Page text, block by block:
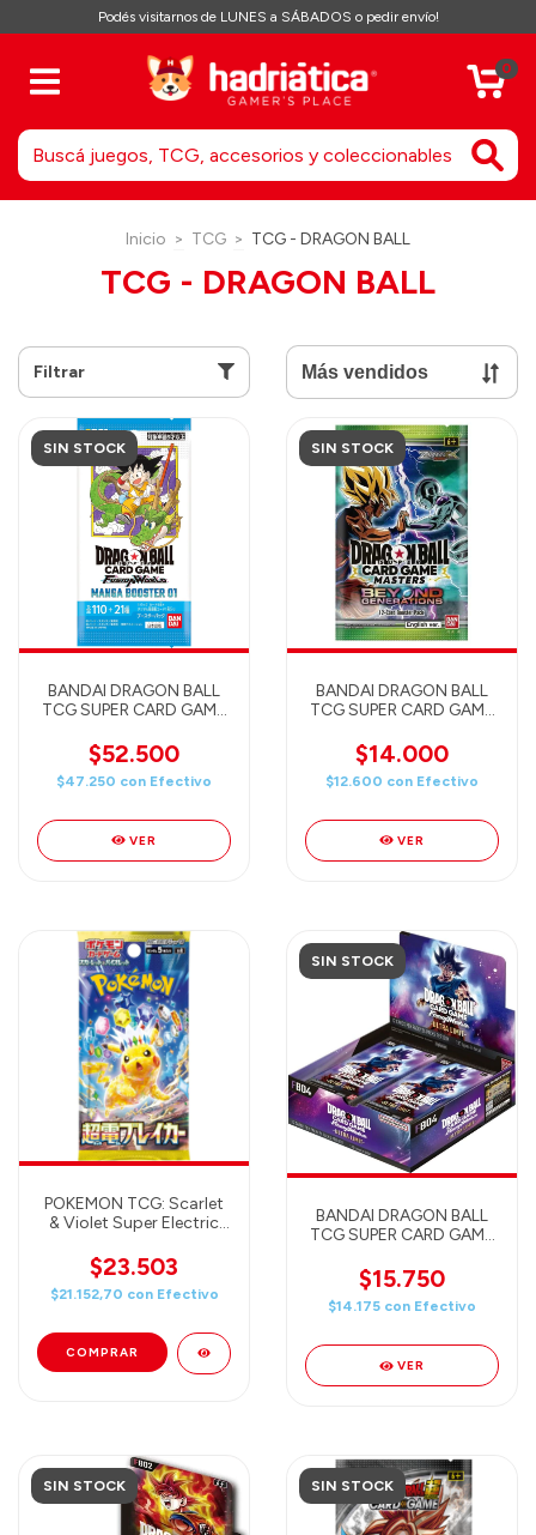
Podés visitarnos de LUNES a SÁBADOS o pedir envío!
0
Inicio > TCG > TCG - DRAGON BALL
TCG - DRAGON BALL
Filtrar
SIN STOCK
BANDAI DRAGON BALL
TCG SUPER CARD GAME
MANGA BOOSTER Pack
01 (SB01) - JAPAN (6
cards)
$52.500
$47.250 con Efectivo
VER
SIN STOCK
BANDAI DRAGON BALL
TCG SUPER CARD GAME
BEYOND GENERATIONS
Booster Pack (B24)
ENGLISH
$14.000
$12.600 con Efectivo
VER
POKEMON TCG: Scarlet
& Violet Super Electric
BOOSTER) JAPAN
(Surging Sparks)
$23.503
$21.152,70 con Efectivo
SIN STOCK
BANDAI DRAGON BALL
TCG SUPER CARD GAME
ULTRA LIMIT BOOSTER
Pack (FB04) ENGLISH
$15.750
$14.175 con Efectivo
VER
SIN STOCK SIN STOCK